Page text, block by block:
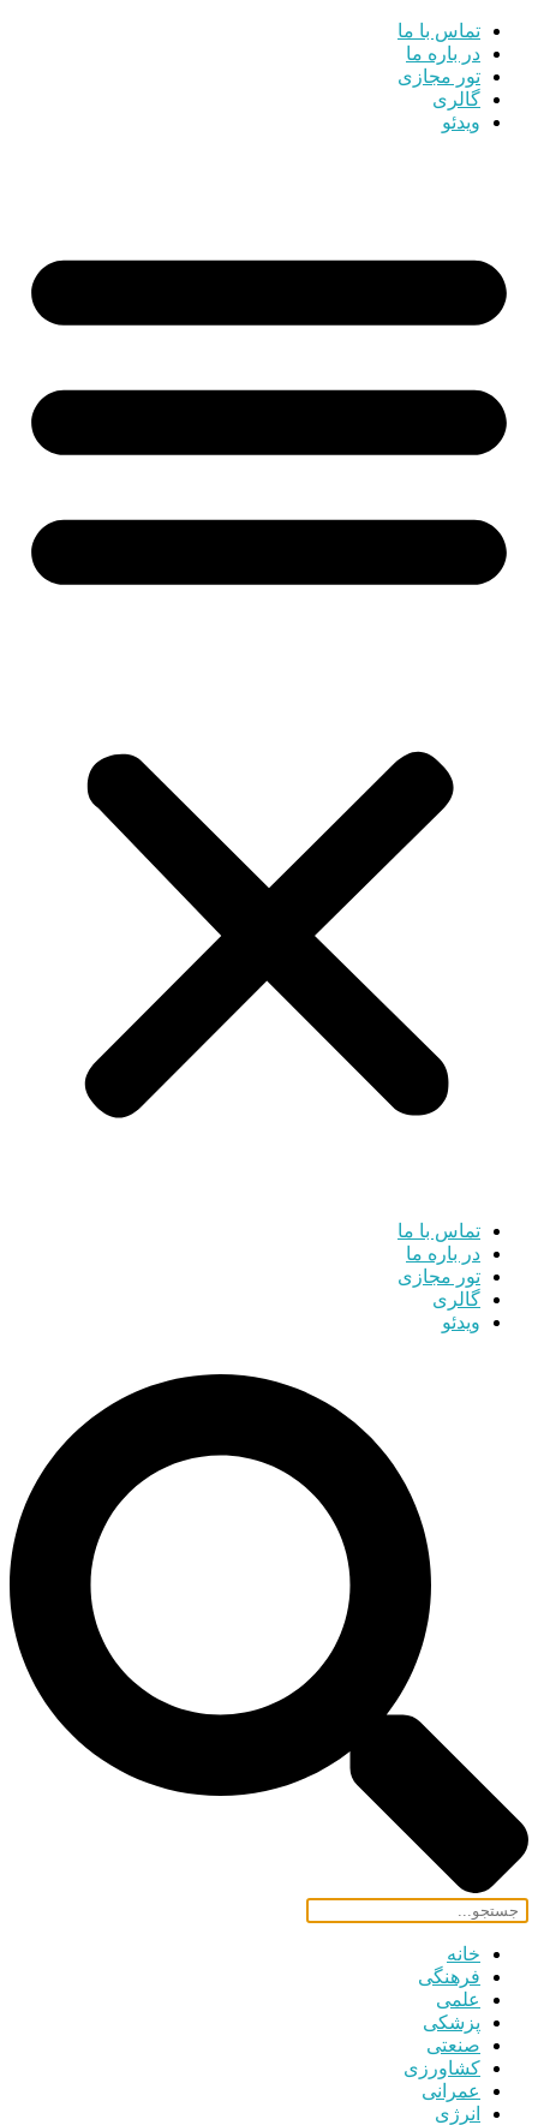
تماس با ما
در باره ما
تور مجازی
گالری
ویدئو
تماس با ما
در باره ما
تور مجازی
گالری
ویدئو
خانه
فرهنگی
علمی
پزشکی
صنعتی
کشاورزی
عمرانی
انرژی